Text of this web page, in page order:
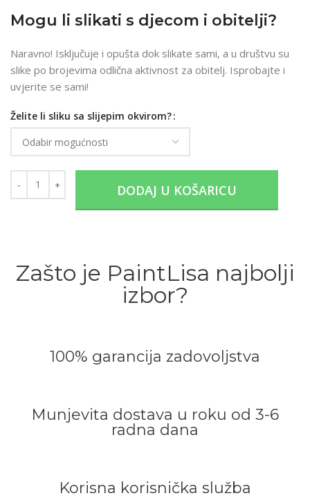
Mogu li slikati s djecom i obitelji?
Naravno! Isključuje i opušta dok slikate sami, a u društvu su
slike po brojevima odlična aktivnost za obitelj. Isprobajte i
uvjerite se sami!
Želite li sliku sa slijepim okvirom?
DODAJ U KOŠARICU
Zašto je PaintLisa najbolji
izbor?
100% garancija zadovoljstva
Munjevita dostava u roku od 3-6
radna dana
Korisna korisnička služba